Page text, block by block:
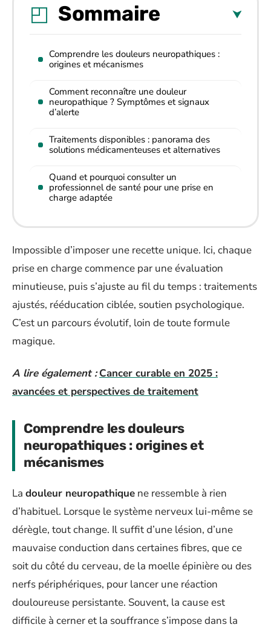
Sommaire
Comprendre les douleurs neuropathiques :
origines et mécanismes
Comment reconnaître une douleur
neuropathique ? Symptômes et signaux
d’alerte
Traitements disponibles : panorama des
solutions médicamenteuses et alternatives
Quand et pourquoi consulter un
professionnel de santé pour une prise en
charge adaptée
Impossible d’imposer une recette unique. Ici, chaque
prise en charge commence par une évaluation
minutieuse, puis s’ajuste au fil du temps : traitements
ajustés, rééducation ciblée, soutien psychologique.
C’est un parcours évolutif, loin de toute formule
magique.
A lire également : Cancer curable en 2025 :
avancées et perspectives de traitement
Comprendre les douleurs
neuropathiques : origines et
mécanismes
La douleur neuropathique ne ressemble à rien
d’habituel. Lorsque le système nerveux lui-même se
dérègle, tout change. Il suffit d’une lésion, d’une
mauvaise conduction dans certaines fibres, que ce
soit du côté du cerveau, de la moelle épinière ou des
nerfs périphériques, pour lancer une réaction
douloureuse persistante. Souvent, la cause est
difficile à cerner et la souffrance s’impose dans la